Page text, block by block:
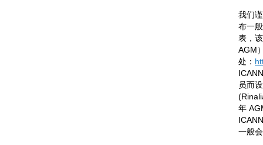
我们
布一
表，
AGM
处：
员而
年
一般